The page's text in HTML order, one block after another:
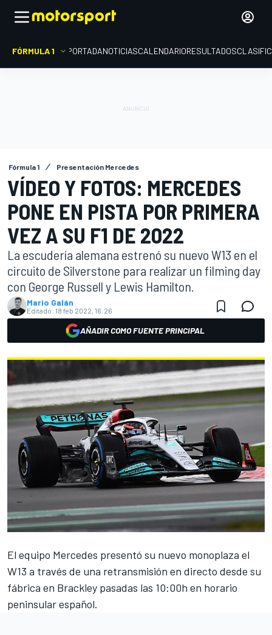
FÓRMULA 1 PORTADANOTICIASCALENDARIORESULTADOS
Fórmula 1 Presentación Mercedes
VÍDEO Y FOTOS: MERCEDES
PONE EN PISTA POR PRIMERA
VEZ A SU F1 DE 2022
La escudería alemana estrenó su nuevo W13 en el
circuito de Silverstone para realizar un filming day
con George Russell y Lewis Hamilton.
Mario Galán
Editado: 18 feb 2022, 16:26
AÑADIR COMO FUENTE PRINCIPAL
El equipo Mercedes presentó su nuevo monoplaza el
W13 a través de una retransmisión en directo desde su
fábrica en Brackley pasadas las 10:00h en horario
peninsular español.